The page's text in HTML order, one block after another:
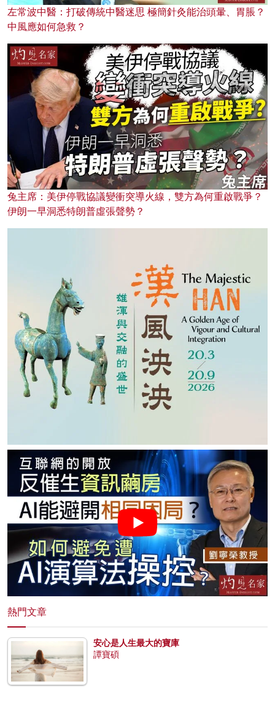
左常波中醫：打破傳統中醫迷思 極簡針灸能治頭暈、胃脹？
中風應如何急救？
兔主席：美伊停戰協議變衝突導火線，雙方為何重啟戰爭？
伊朗一早洞悉特朗普虛張聲勢？
熱門文章
安心是人生最大的寶庫
譚寶碩